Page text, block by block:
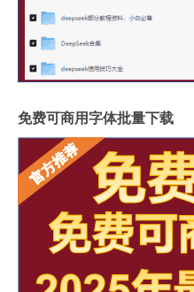
免费可商用字体批量下载